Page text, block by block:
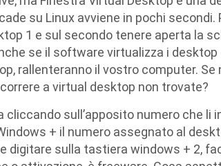
su Linux avviene in pochi
1 e sul secondo tenere aperta la
se il software virtualizza i desktop
rallenteranno il vostro computer. Se
a virtual desktop non trovate?
sull’apposito numero che li
+ il numero assegnato al
digitare sulla tastiera windows + 2,